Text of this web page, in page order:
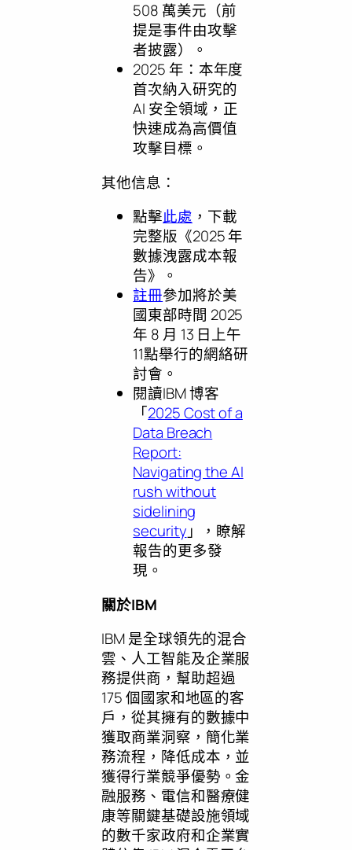
508 萬美元（前
提是事件由攻擊
者披露）。
2025 年：本年度
首次納入研究的
AI 安全領域，正
快速成為高價值
攻擊目標。
其他信息：
點擊此處 ，下載
完整版《2025 年
數據洩露成本報
告》。
註冊參加將於美
國東部時間 2025
年 8 月 13 日上午
11點舉行的網絡研
討會。
閱讀IBM 博客
「2025 Cost of a
Data Breach
Report:
Navigating the AI
rush without
sidelining
security」，瞭解
報告的更多發
現。
關於IBM
IBM 是全球領先的混合
雲、人工智能及企業服
務提供商，幫助超過
175 個國家和地區的客
戶，從其擁有的數據中
獲取商業洞察，簡化業
務流程，降低成本，並
獲得行業競爭優勢。金
融服務、電信和醫療健
康等關鍵基礎設施領域
的數千家政府和企業實